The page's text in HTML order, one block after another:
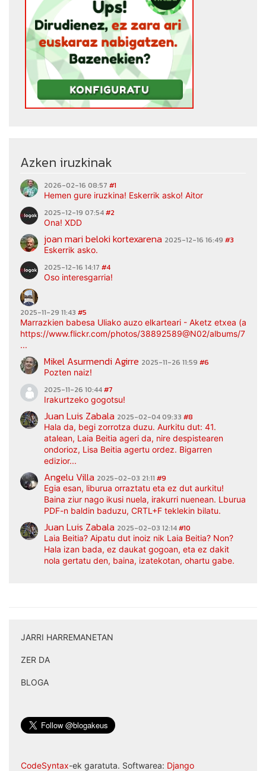
Azken iruzkinak
2026-02-16 08:57 #1
Hemen gure iruzkina! Eskerrik asko! Aitor
2025-12-19 07:54#2
Ona! XDD
joan mari beloki kortexarena 2025-12-16 16:49 #3
Eskerrik asko.
2025-12-16 14:17 #4
Oso interesgarria!
2025-11-29 11:43 #5
Marrazkien babesa Uliako auzo elkarteari - Aketz etxea
https://www.flickr.com/photos/38892589@N02/albums/
...
Mikel Asurmendi Agirre 2025-11-26 11:59 #6
Pozten naiz!
2025-11-26 10:44#7
Irakurtzeko gogotsu!
Juan Luis Zabala 2025-02-04 09:33 #8
Hala da, begi zorrotza duzu. Aurkitu dut: 41.
atalean, Laia Beitia ageri da, nire despistearen
ondorioz, Lisa Beitia agertu ordez. Bigarren
edizior...
Angelu Villa 2025-02-03 21:11 #9
Egia esan, liburua orraztatu eta ez dut aurkitu!
Baina ziur nago ikusi nuela, irakurri nuenean. Lburua
PDF-n baldin baduzu, CRTL+F teklekin bilatu.
Juan Luis Zabala 2025-02-03 12:14#10
Laia Beitia? Aipatu dut inoiz nik Laia Beitia? Non?
Hala izan bada, ez daukat gogoan, eta ez dakit
nola gertatu den, baina, izatekotan, ohartu gabe.
JARRI HARREMANETAN
ZER DA
BLOGA
CodeSyntax-ek garatuta. Softwarea: Django